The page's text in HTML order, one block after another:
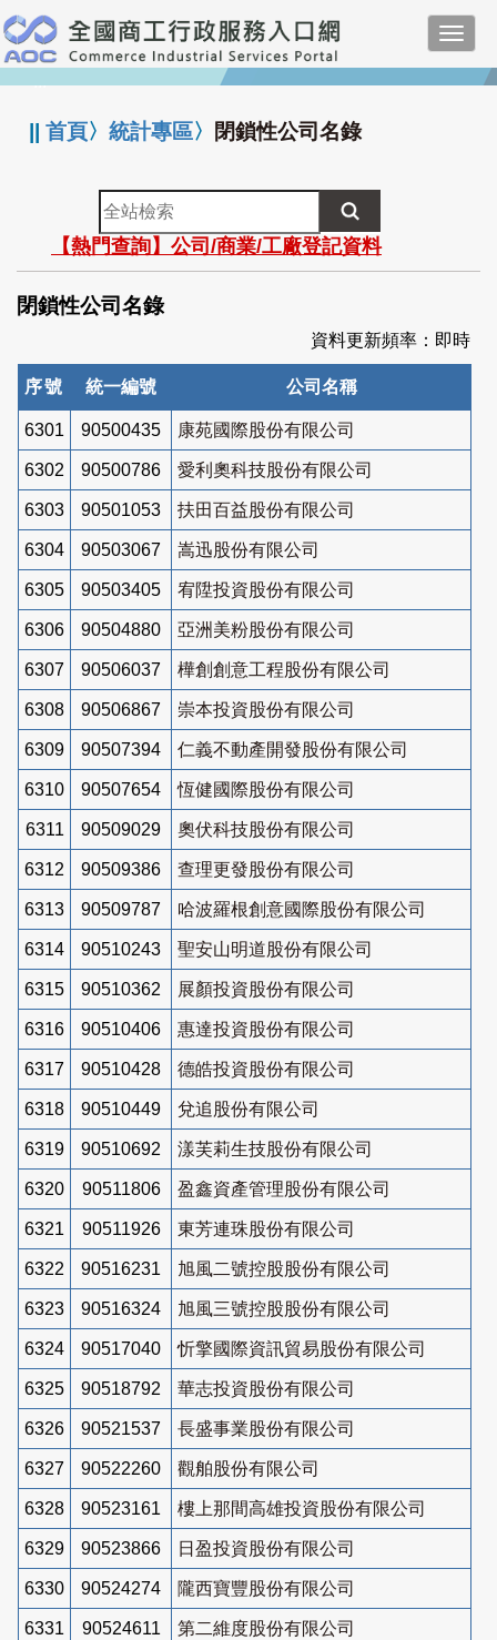
跳
到
主
要
:::
||首頁〉統計專區〉 閉鎖性公司名錄
全
站
檢
索
【熱門查詢】公司/商業/工廠登記資料
閉鎖性公司名錄
資料更新頻率：即時
序號 統一編號 公司名稱
6301 90500435 康苑國際股份有限公司
6302 90500786 愛利奧科技股份有限公司
6303 90501053 扶田百益股份有限公司
6304 90503067 嵩迅股份有限公司
6305 90503405 宥陞投資股份有限公司
6306 90504880 亞洲美粉股份有限公司
6307 90506037 樺創創意工程股份有限公司
6308 90506867 崇本投資股份有限公司
6309 90507394 仁義不動產開發股份有限公司
6310 90507654 恆健國際股份有限公司
6311 90509029 奧伏科技股份有限公司
6312 90509386 查理更發股份有限公司
6313 90509787 哈波羅根創意國際股份有限公司
6314 90510243 聖安山明道股份有限公司
6315 90510362 展顏投資股份有限公司
6316 90510406 惠達投資股份有限公司
6317 90510428 德皓投資股份有限公司
6318 90510449 兌追股份有限公司
6319 90510692 漾芙莉生技股份有限公司
6320 90511806 盈鑫資產管理股份有限公司
6321 90511926 東芳連珠股份有限公司
6322 90516231 旭風二號控股股份有限公司
6323 90516324 旭風三號控股股份有限公司
6324 90517040 忻擎國際資訊貿易股份有限公司
6325 90518792 華志投資股份有限公司
6326 90521537 長盛事業股份有限公司
6327 90522260 觀舶股份有限公司
6328 90523161 樓上那間高雄投資股份有限公司
6329 90523866 日盈投資股份有限公司
6330 90524274 隴西寶豐股份有限公司
6331 90524611 第二維度股份有限公司